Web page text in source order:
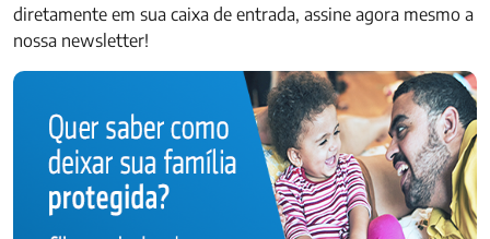
diretamente em sua caixa de entrada, assine agora mesmo a
nossa newsletter!